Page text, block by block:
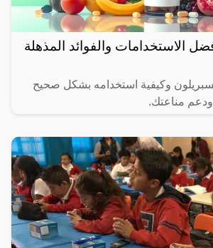
الاستخدامات والفوائد المذهلة
وكيفية استخدامه بشكل صحيح
مناعتك.